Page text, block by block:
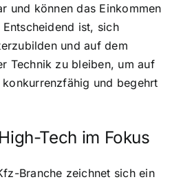
und können das Einkommen
ist, sich
und auf dem
Technik zu bleiben, um auf
und begehrt
Tech im Fokus
Branche zeichnet sich ein